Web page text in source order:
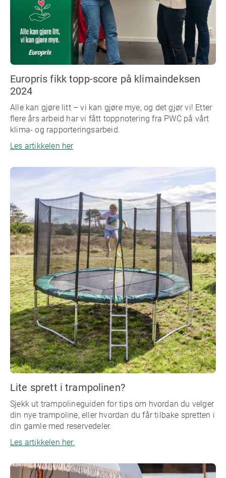
Europris fikk topp-score på klimaindeksen
2024
Alle kan gjøre litt – vi kan gjøre mye, og det gjør vi! Etter
flere års arbeid har vi fått toppnotering fra PWC på vårt
klima- og rapporteringsarbeid.
Les artikkelen her
Lite sprett i trampolinen?
Sjekk ut trampolineguiden for tips om hvordan du velger
din nye trampoline, eller hvordan du får tilbake spretten i
din gamle med reservedeler.
Les artikkelen her.